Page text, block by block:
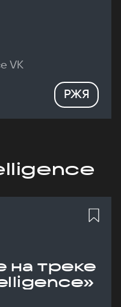
VK
РЖЯ
на треке